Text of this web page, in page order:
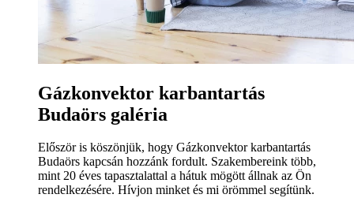
Gázkonvektor karbantartás
Budaörs galéria
Először is köszönjük, hogy Gázkonvektor karbantartás
Budaörs kapcsán hozzánk fordult. Szakembereink több,
mint 20 éves tapasztalattal a hátuk mögött állnak az Ön
rendelkezésére. Hívjon minket és mi örömmel segítünk.